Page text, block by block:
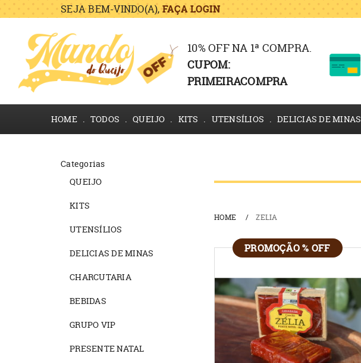
SEJA BEM-VINDO(A), FAÇA LOGIN
10% OFF NA 1ª COMPRA.
CUPOM:
PRIMEIRACOMPRA
HOME TODOS QUEIJO KITS UTENSÍLIOS DELICIAS DE MINAS
Categorias
QUEIJO
KITS
UTENSÍLIOS
DELICIAS DE MINAS
CHARCUTARIA
BEBIDAS
GRUPO VIP
PRESENTE NATAL
HOME ZELIA
PROMOÇÃO % OFF